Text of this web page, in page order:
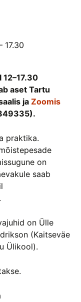
17.30
aset Tartu
ja Zoomis
praktika.
on
saab
.
on Ülle
(Kaitseväe
Ülikool).